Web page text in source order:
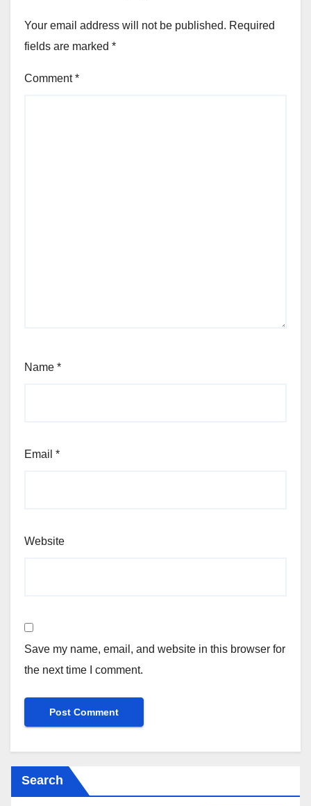
Your email address will not be published. Required
fields are marked *
Comment*
Name *
Email *
Website
Save my name, email, and website in this browser for
the next time I comment.
Search